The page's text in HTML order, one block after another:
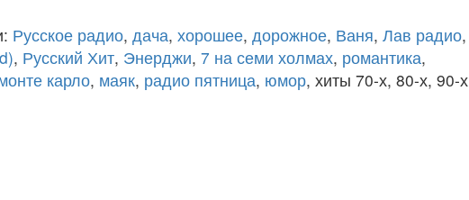
Русское радио, дача, хорошее, дорожное, Ваня, Лав радио,
, Русский Хит, Энерджи, 7 на семи холмах, романтика,
карло, маяк, радио пятница, юмор, хиты 70-х, 80-х, 90-х